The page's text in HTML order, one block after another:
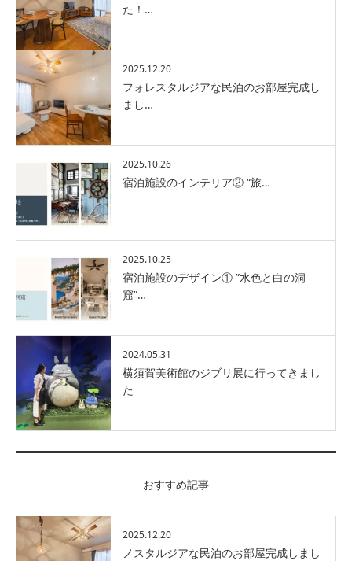
た！…
2025.12.20
フォレスタルジアな民泊のお部屋完成し
まし…
2025.10.26
宿泊施設のインテリア② “旅…
2025.10.25
宿泊施設のデザイン① ”水色と白の洞
窟”…
2024.05.31
横須賀美術館のジブリ展に行ってきまし
た
おすすめ記事
2025.12.20
ノスタルジアな民泊のお部屋完成しまし